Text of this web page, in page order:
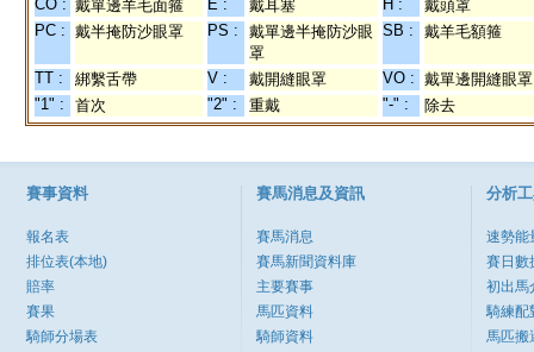
CO : 戴單邊羊毛面箍 E : 戴耳塞 H :
戴頭罩
PC : 戴半掩防沙眼罩 PS :
戴單邊半掩防沙眼
罩
SB : 戴羊毛額箍
TT : 綁繫舌帶 V : 戴開縫眼罩 VO : 戴單邊開縫眼罩
"1" :
首次 "2" : 重戴 "-" : 除去
賽事資料
報名表
排位表(本地)
賠率
賽果
騎師分場表
賽馬消息及資訊
賽馬消息
賽馬新聞資料庫
主要賽事
馬匹資料
騎師資料
分析
速勢能
賽日數
初出馬
騎練配
馬匹搬